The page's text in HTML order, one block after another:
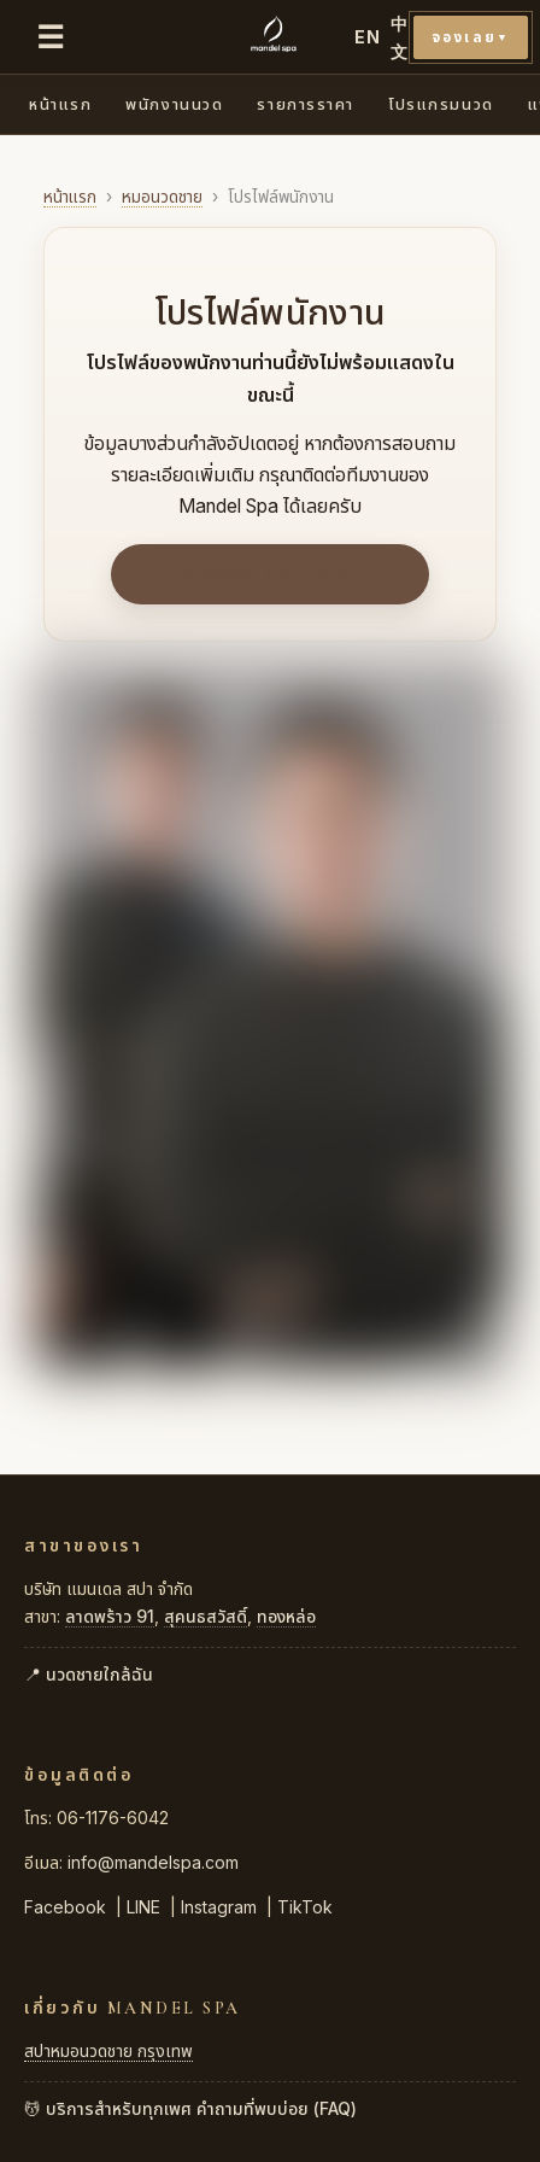
☰ EN
中
文
จองเลย ▼
หน้าแรก พนักงานนวด รายการราคา โปรแกรมนวด
หน้าแรก › หมอนวดชาย › โปรไฟล์พนักงาน
โปรไฟล์พนักงาน
โปรไฟล์ของพนักงานท่านนี้ยังไม่พร้อมแสดงใน
ขณะนี้
ข้อมูลบางส่วนกำลังอัปเดตอยู่ หากต้องการสอบถาม
รายละเอียดเพิ่มเติม กรุณาติดต่อทีมงานของ
Mandel Spa ได้เลยครับ
สาขาของเรา
บริษัท แมนเดล สปา จำกัด
สาขา: ลาดพร้าว 91 สุคนธสวัสดิ์ ทองหล่อ
📍 นวดชายใกล้ฉัน
ข้อมูลติดต่อ
โทร: 06-1176-6042
อีเมล: info@mandelspa.com
Facebook LINE Instagram TikTok
เกี่ยวกับ MANDEL SPA
สปาหมอนวดชาย กรุงเทพ
💆 บริการสำหรับทุกเพศ คำถามที่พบบ่อย (FAQ)